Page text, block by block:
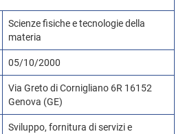
Scienze fisiche e tecnologie della
materia
05/10/2000
Via Greto di Cornigliano 6R 16152
Genova (GE)
Sviluppo, fornitura di servizi e